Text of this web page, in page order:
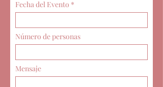
Fecha del Evento
Número de personas
Mensaje